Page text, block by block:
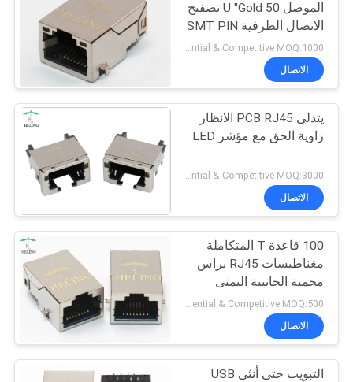
اتصل
اطلب
خريطة
الموقع
سياسة
الخصوصية
الملف الشخصي
منخفض RJ45
PCB RJ45 جاك
16
11
الموصل 50 U "Gold تصفيح
الاتصال الطرفية SMT PIN
اكتب
الاتصال
يتدلى PCB RJ45 الانظار
زاوية الحق مع مؤشر LED
Preferential & Competitive MOQ:3000
الاتصال
100 قاعدة T المتكاملة
مغناطيسات RJ45 براس
محمية الجانبية اليمنى
دخول الجانب
Preferential & Competitive MOQ:500
الاتصال
التبويب حتى أنثى USB